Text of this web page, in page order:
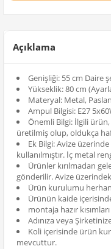
Açıklama
Genişliği: 55 cm Daire
Yükseklik: 80 cm
Materyal: Metal,
Ampul Bilgisi: E27
Önemli Bilgi: İlgili
üretilmiş olup, oldukça
Ek Bilgi: Avize
kullanılmıştır. İç metal
Ürünler kırılmadan
gönderilir. Avize
Ürün kurulumu
Ürünün kaide
montaja hazır
Adınıza veya
Koli içerisinde ürün
mevcuttur.